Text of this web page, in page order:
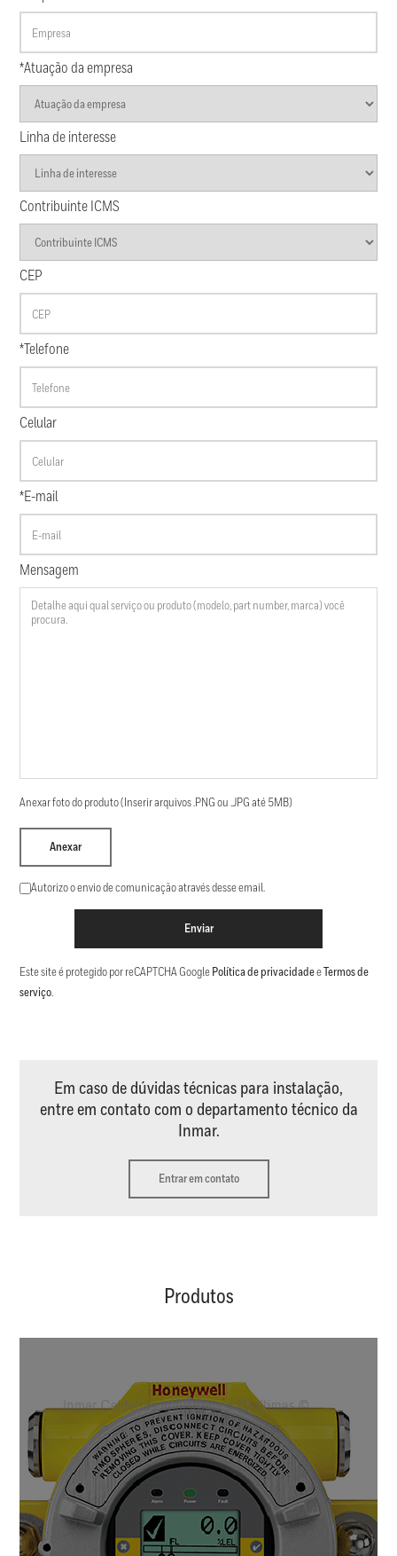
*Atuação da empresa
Linha de interesse
Contribuinte ICMS
CEP
*Telefone
Celular
*E-mail
Mensagem
Anexar foto do produto (Inserir arquivos .PNG ou .JPG até 5MB)
Anexar
Autorizo o envio de comunicação através desse email.
Enviar
Este site é protegido por reCAPTCHA Google Política de privacidadee Termos de
serviço.
Em caso de dúvidas técnicas para instalação,
entre em contato com o departamento técnico da
Inmar.
Entrar em contato
Produtos